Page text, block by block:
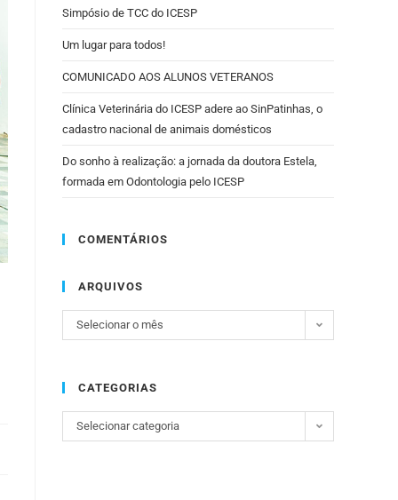
Simpósio de TCC do ICESP
Um lugar para todos!
COMUNICADO AOS ALUNOS VETERANOS
Clínica Veterinária do ICESP adere ao SinPatinhas, o
cadastro nacional de animais domésticos
Do sonho à realização: a jornada da doutora Estela,
formada em Odontologia pelo ICESP
COMENTÁRIOS
ARQUIVOS
Selecionar o mês
CATEGORIAS
Selecionar categoria